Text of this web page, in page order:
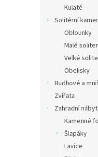
Kulaté
Solitérní
Oblounky
Malé
Velké
Obelisky
Budhové a
Zvířata
Zahradní
Kamenné
Šlapáky
Lavice